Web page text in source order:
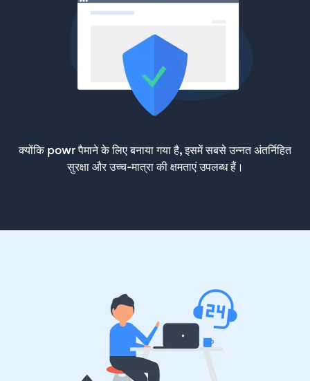
क्योंकि powr पैमाने के लिए बनाया गया है, इसमें सबसे उन्नत अंतर्निहित
सुरक्षा और उच्च-मात्रा की क्षमताएं उपलब्ध हैं।